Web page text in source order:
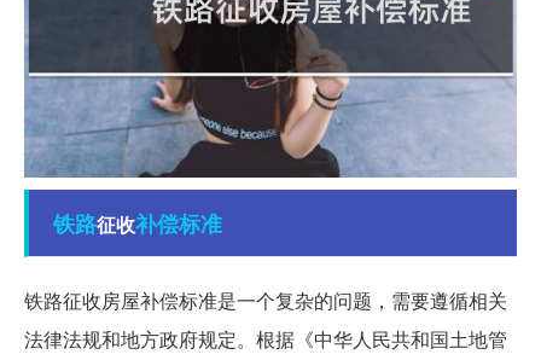
铁路征收补偿标准
铁路征收房屋补偿标准是一个复杂的问题，需要遵循相关
法律法规和地方政府规定。根据《中华人民共和国土地管